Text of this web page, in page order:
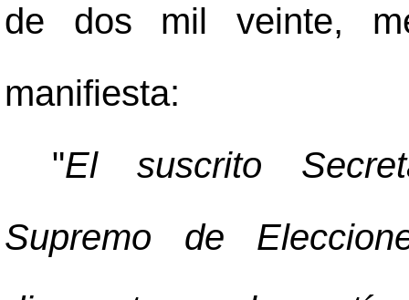
de dos mil veinte,
manifiesta:
"El suscrito
Supremo de